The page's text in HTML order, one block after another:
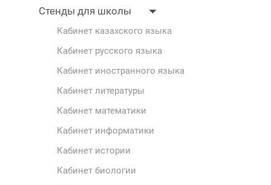
Стенды для школы
Кабинет казахского языка
Кабинет русского языка
Кабинет иностранного языка
Кабинет литературы
Кабинет математики
Кабинет информатики
Кабинет истории
Кабинет биологии